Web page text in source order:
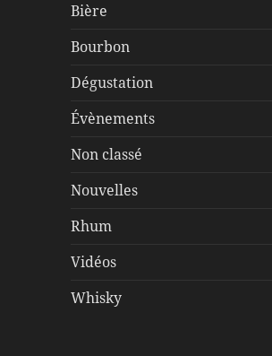
Bière
Bourbon
Dégustation
Évènements
Non classé
Nouvelles
Rhum
Vidéos
Whisky